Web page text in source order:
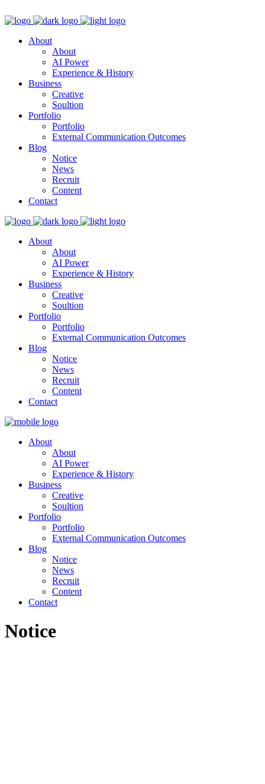
About
About
AI Power
Experience & History
Business
Creative
Soultion
Portfolio
Portfolio
External Communication Outcomes
Blog
Notice
News
Recruit
Content
Contact
About
About
AI Power
Experience & History
Business
Creative
Soultion
Portfolio
Portfolio
External Communication Outcomes
Blog
Notice
News
Recruit
Content
Contact
About
About
AI Power
Experience & History
Business
Creative
Soultion
Portfolio
Portfolio
External Communication Outcomes
Blog
Notice
News
Recruit
Content
Contact
Notice